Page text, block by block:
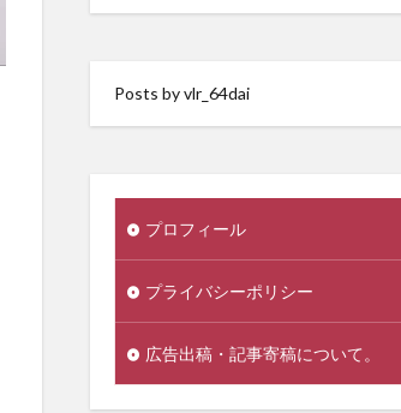
Posts by vlr_64dai
プロフィール
プライバシーポリシー
広告出稿・記事寄稿について。